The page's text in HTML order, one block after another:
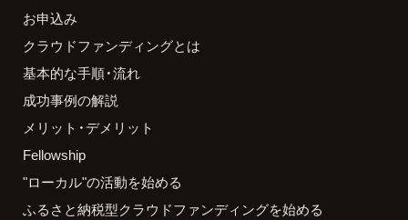
お申込み
クラウドファンディングとは
基本的な手順・流れ
成功事例の解説
メリット・デメリット
Fellowship
"ローカル"の活動を始める
ふるさと納税型クラウドファンディングを始める